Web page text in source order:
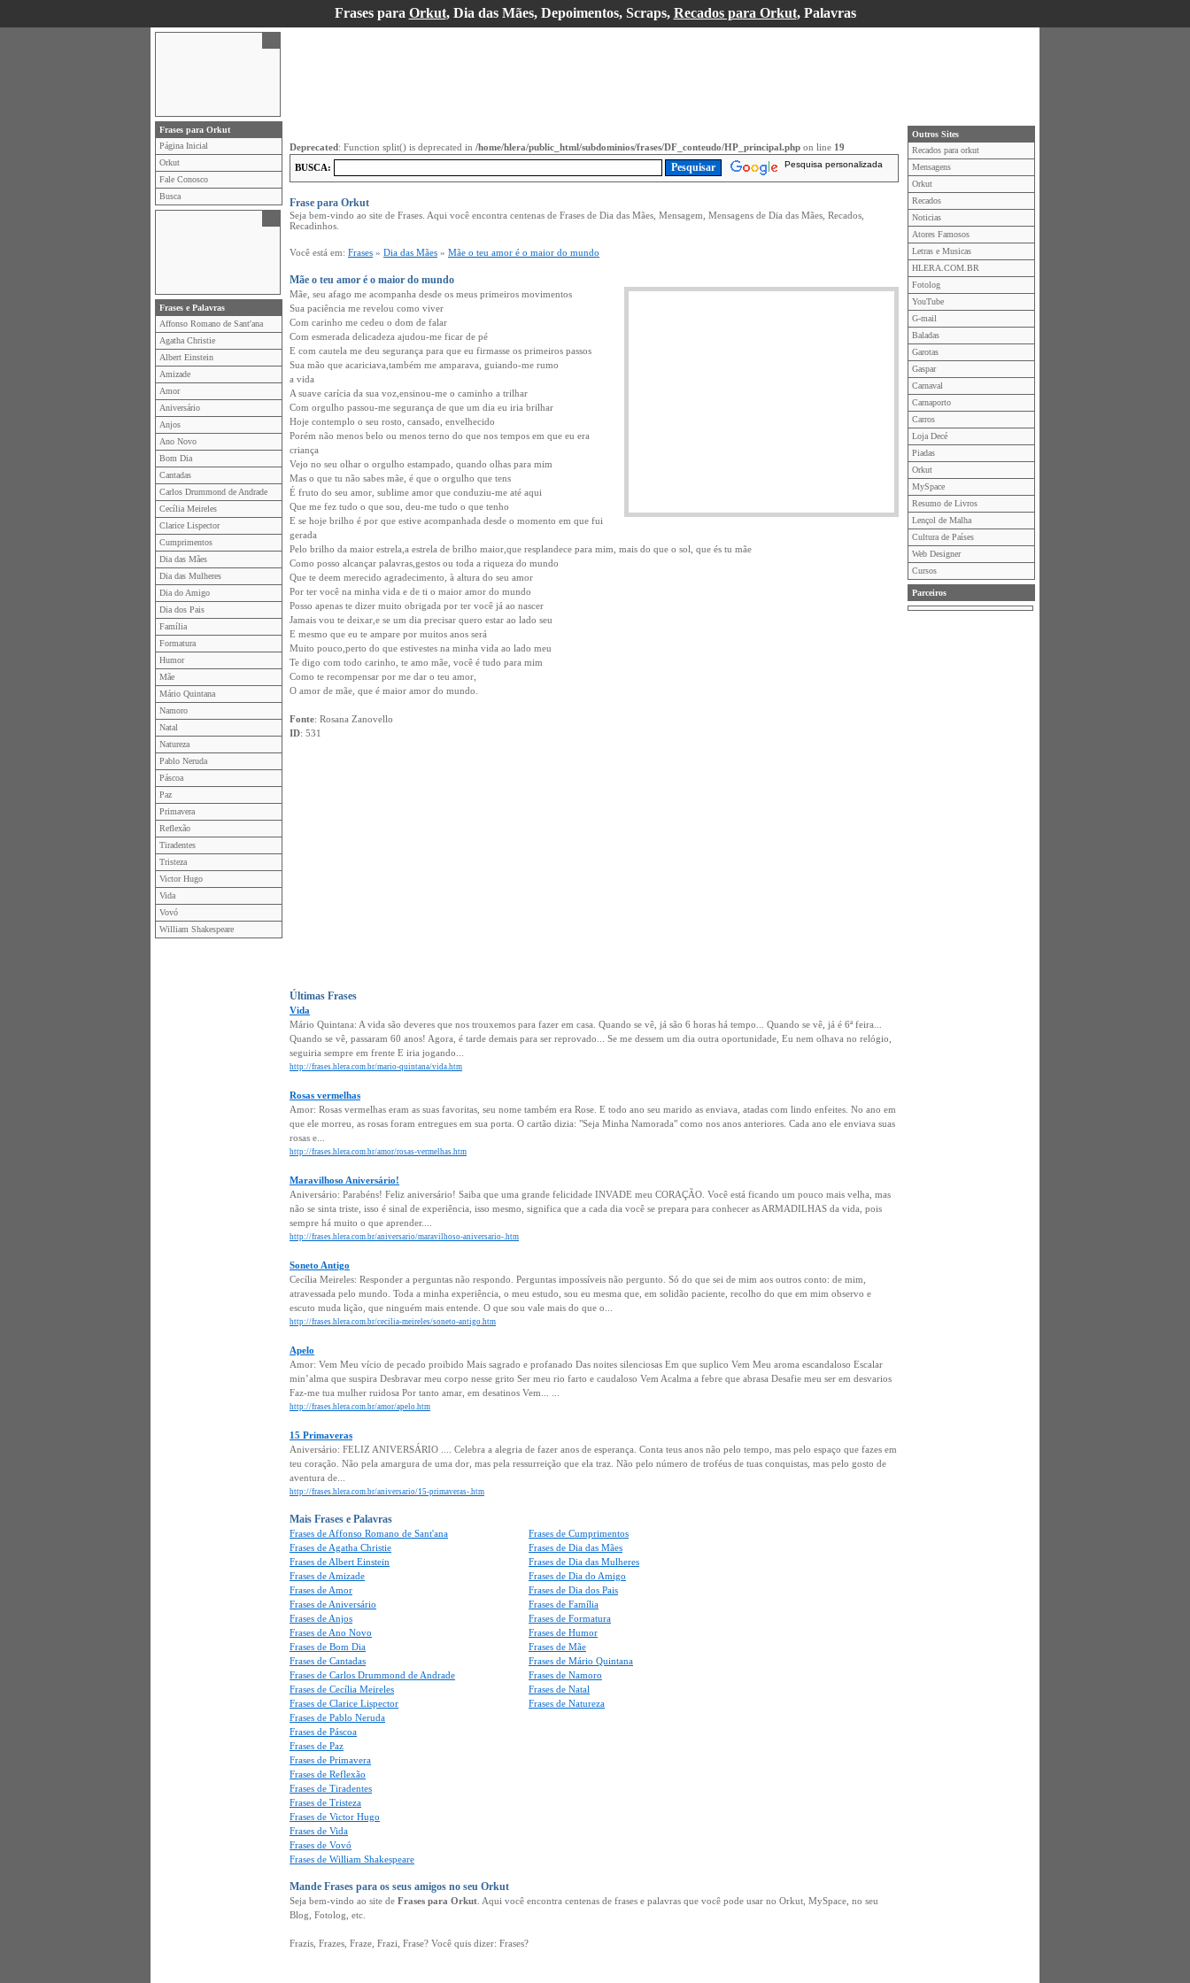
Frases para Orkut, Dia das Mães, Depoimentos, Scraps, Recados para Orkut, Palavras
Frases para Orkut
Página Inicial
Orkut
Fale Conosco
Busca
Frases e Palavras
Affonso Romano de Sant'ana
Agatha Christie
Albert Einstein
Amizade
Amor
Aniversário
Anjos
Ano Novo
Bom Dia
Cantadas
Carlos Drummond de Andrade
Cecília Meireles
Clarice Lispector
Cumprimentos
Dia das Mães
Dia das Mulheres
Dia do Amigo
Dia dos Pais
Família
Formatura
Humor
Mãe
Mário Quintana
Namoro
Natal
Natureza
Pablo Neruda
Páscoa
Paz
Primavera
Reflexão
Tiradentes
Tristeza
Victor Hugo
Vida
Vovó
William Shakespeare
Deprecated: Function split() is deprecated in /home/hlera/public_html/subdominios/frases/DF_conteudo/HP_principal.php on line 19
BUSCA:
Pesquisa personalizada
Frase para Orkut
Seja bem-vindo ao site de Frases. Aqui você encontra centenas de Frases de Dia das Mães, Mensagem, Mensagens de Dia das Mães, Recados,
Recadinhos.
Você está em: Frases » Dia das Mães » Mãe o teu amor é o maior do mundo
Mãe o teu amor é o maior do mundo
Mãe, seu afago me acompanha desde os meus primeiros movimentos
Sua paciência me revelou como viver
Com carinho me cedeu o dom de falar
Com esmerada delicadeza ajudou-me ficar de pé
E com cautela me deu segurança para que eu firmasse os primeiros passos
Sua mão que acariciava,também me amparava, guiando-me rumo
a vida
A suave carícia da sua voz,ensinou-me o caminho a trilhar
Com orgulho passou-me segurança de que um dia eu iria brilhar
Hoje contemplo o seu rosto, cansado, envelhecido
Porém não menos belo ou menos terno do que nos tempos em que eu era
criança
Vejo no seu olhar o orgulho estampado, quando olhas para mim
Mas o que tu não sabes mãe, é que o orgulho que tens
É fruto do seu amor, sublime amor que conduziu-me até aqui
Que me fez tudo o que sou, deu-me tudo o que tenho
E se hoje brilho é por que estive acompanhada desde o momento em que fui
gerada
Pelo brilho da maior estrela,a estrela de brilho maior,que resplandece para mim, mais do que o sol, que és tu mãe
Como posso alcançar palavras,gestos ou toda a riqueza do mundo
Que te deem merecido agradecimento, à altura do seu amor
Por ter você na minha vida e de ti o maior amor do mundo
Posso apenas te dizer muito obrigada por ter você já ao nascer
Jamais vou te deixar,e se um dia precisar quero estar ao lado seu
E mesmo que eu te ampare por muitos anos será
Muito pouco,perto do que estivestes na minha vida ao lado meu
Te digo com todo carinho, te amo mãe, você é tudo para mim
Como te recompensar por me dar o teu amor,
O amor de mãe, que é maior amor do mundo.
Fonte: Rosana Zanovello
ID: 531
Últimas Frases
Vida
Mário Quintana: A vida são deveres que nos trouxemos para fazer em casa. Quando se vê, já são 6 horas há tempo... Quando se vê, já é 6ª feira...
Quando se vê, passaram 60 anos! Agora, é tarde demais para ser reprovado... Se me dessem um dia outra oportunidade, Eu nem olhava no relógio,
seguiria sempre em frente E iria jogando...
http://frases.hlera.com.br/mario-quintana/vida.htm
Rosas vermelhas
Amor: Rosas vermelhas eram as suas favoritas, seu nome também era Rose. E todo ano seu marido as enviava, atadas com lindo enfeites. No ano em
que ele morreu, as rosas foram entregues em sua porta. O cartão dizia: "Seja Minha Namorada" como nos anos anteriores. Cada ano ele enviava suas
rosas e...
http://frases.hlera.com.br/amor/rosas-vermelhas.htm
Maravilhoso Aniversário!
Aniversário: Parabéns! Feliz aniversário! Saiba que uma grande felicidade INVADE meu CORAÇÃO. Você está ficando um pouco mais velha, mas
não se sinta triste, isso é sinal de experiência, isso mesmo, significa que a cada dia você se prepara para conhecer as ARMADILHAS da vida, pois
sempre há muito o que aprender....
http://frases.hlera.com.br/aniversario/maravilhoso-aniversario-.htm
Soneto Antigo
Cecília Meireles: Responder a perguntas não respondo. Perguntas impossíveis não pergunto. Só do que sei de mim aos outros conto: de mim,
atravessada pelo mundo. Toda a minha experiência, o meu estudo, sou eu mesma que, em solidão paciente, recolho do que em mim observo e
escuto muda lição, que ninguém mais entende. O que sou vale mais do que o...
http://frases.hlera.com.br/cecilia-meireles/soneto-antigo.htm
Apelo
Amor: Vem Meu vício de pecado proibido Mais sagrado e profanado Das noites silenciosas Em que suplico Vem Meu aroma escandaloso Escalar
min’alma que suspira Desbravar meu corpo nesse grito Ser meu rio farto e caudaloso Vem Acalma a febre que abrasa Desafie meu ser em desvarios
Faz-me tua mulher ruidosa Por tanto amar, em desatinos Vem... ...
http://frases.hlera.com.br/amor/apelo.htm
15 Primaveras
Aniversário: FELIZ ANIVERSÁRIO .... Celebra a alegria de fazer anos de esperança. Conta teus anos não pelo tempo, mas pelo espaço que fazes em
teu coração. Não pela amargura de uma dor, mas pela ressurreição que ela traz. Não pelo número de troféus de tuas conquistas, mas pelo gosto de
aventura de...
http://frases.hlera.com.br/aniversario/15-primaveras-.htm
Mais Frases e Palavras
Frases de Affonso Romano de Sant'ana
Frases de Agatha Christie
Frases de Albert Einstein
Frases de Amizade
Frases de Amor
Frases de Aniversário
Frases de Anjos
Frases de Ano Novo
Frases de Bom Dia
Frases de Cantadas
Frases de Carlos Drummond de Andrade
Frases de Cecília Meireles
Frases de Clarice Lispector
Frases de Cumprimentos
Frases de Dia das Mães
Frases de Dia das Mulheres
Frases de Dia do Amigo
Frases de Dia dos Pais
Frases de Família
Frases de Formatura
Frases de Humor
Frases de Mãe
Frases de Mário Quintana
Frases de Namoro
Frases de Natal
Frases de Natureza
Frases de Pablo Neruda
Frases de Páscoa
Frases de Paz
Frases de Primavera
Frases de Reflexão
Frases de Tiradentes
Frases de Tristeza
Frases de Victor Hugo
Frases de Vida
Frases de Vovó
Frases de William Shakespeare
Mande Frases para os seus amigos no seu Orkut
Seja bem-vindo ao site de Frases para Orkut . Aqui você encontra centenas de frases e palavras que você pode usar no Orkut, MySpace, no seu
Blog, Fotolog, etc.
Frazis, Frazes, Fraze, Frazi, Frase? Você quis dizer: Frases?
Outros Sites
Recados para orkut
Mensagens
Orkut
Recados
Noticias
Atores Famosos
Letras e Musicas
HLERA.COM.BR
Fotolog
YouTube
G-mail
Baladas
Garotas
Gaspar
Carnaval
Carnaporto
Carros
Loja Decé
Piadas
Orkut
MySpace
Resumo de Livros
Lençol de Malha
Cultura de Países
Web Designer
Cursos
Parceiros